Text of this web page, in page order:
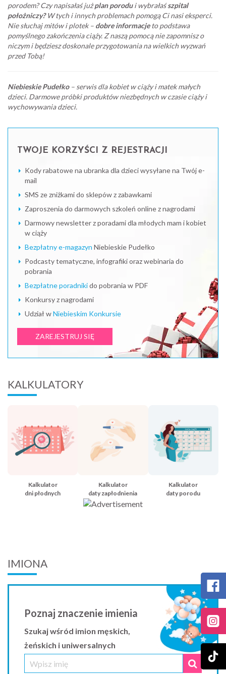
porodem? Czy napisałaś jużplan porodui wybrałaśszpital
położniczy?W tych i innych problemach pomogą Ci nasi eksperci.
Nie słuchaj mitów i plotek – dobre informacjeto podstawa
pomyślnego zakończenia ciąży. Z naszą pomocą nie zapomnisz o
niczym i będziesz doskonale przygotowania na wielkich wyzwań
przed Tobą!
Niebieskie Pudełko– serwis dla kobiet w ciąży i matek małych
dzieci. Darmowe próbki produktów niezbędnych w czasie ciąży i
wychowywania dzieci.
TWOJE KORZYŚCI Z REJESTRACJI
Kody rabatowe na ubranka dla dzieci wysyłane na Twój e-
mail
SMS ze zniżkami do sklepów z zabawkami
Zaproszenia do darmowych szkoleń online z nagrodami
Darmowy newsletter z poradami dla młodych mam i kobiet
w ciąży
Bezpłatny e-magazyn Niebieskie Pudełko
Podcasty tematyczne, infografiki oraz webinaria do
pobrania
Bezpłatne poradnikido pobrania w PDF
Konkursy z nagrodami
Udział wNiebieskim Konkursie
ZAREJESTRUJ SIĘ
KALKULATORY
Kalkulator
dni płodnych
Kalkulator
daty zapłodnienia
Kalkulator
daty porodu
IMIONA
Poznaj znaczenie imienia
Szukaj wśród imion męskich,
żeńskich i uniwersalnych